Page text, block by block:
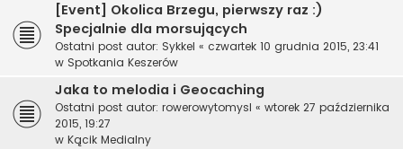
[Event] Okolica Brzegu, pierwszy raz :)
Specjalnie dla morsujących
Ostatni post autor: Sykkel « czwartek 10 grudnia 2015, 23:41
w Spotkania Keszerów
Jaka to melodia i Geocaching
Ostatni post autor: rowerowytomysl « wtorek 27 października
2015, 19:27
w Kącik Medialny